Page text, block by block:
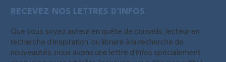
RECEVEZ NOS LETTRES D'INFOS
Que vous soyez auteur en quête de conseils, lecteur en
recherche d'inspiration, ou libraire à la recherche de
nouveautés, nous avons une lettre d'infos spécialement